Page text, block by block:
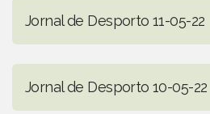
Jornal de Desporto 11-05-22
Jornal de Desporto 10-05-22